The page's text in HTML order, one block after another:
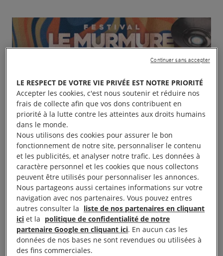
LE RESPECT DE VOTRE VIE PRIVÉE EST NOTRE PRIORITÉ
Accepter les cookies, c'est nous soutenir et réduire nos
frais de collecte afin que vos dons contribuent en
priorité à la lutte contre les atteintes aux droits humains
dans le monde.
Nous utilisons des cookies pour assurer le bon
fonctionnement de notre site, personnaliser le contenu
et les publicités, et analyser notre trafic. Les données à
caractère personnel et les cookies que nous collectons
peuvent être utilisés pour personnaliser les annonces.
Nous partageons aussi certaines informations sur votre
navigation avec nos partenaires. Vous pouvez entres
autres consulter la liste de nos partenaires en cliquant
ici et la politique de confidentialité de notre
partenaire Google en cliquant ici. En aucun cas les
données de nos bases ne sont revendues ou utilisées à
des fins commerciales.
Continuer sans accepter